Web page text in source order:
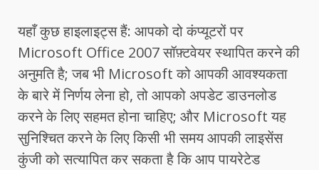
यहाँ कुछ हाइलाइट्स हैं: आपको दो कंप्यूटरों पर
Microsoft Office 2007 सॉफ़्टवेयर स्थापित करने की
अनुमति है; जब भी Microsoft को आपकी आवश्यकता
के बारे में निर्णय लेना हो, तो आपको अपडेट डाउनलोड
करने के लिए सहमत होना चाहिए; और Microsoft यह
सुनिश्चित करने के लिए किसी भी समय आपकी लाइसेंस
कुंजी को सत्यापित कर सकता है कि आप पायरेटेड